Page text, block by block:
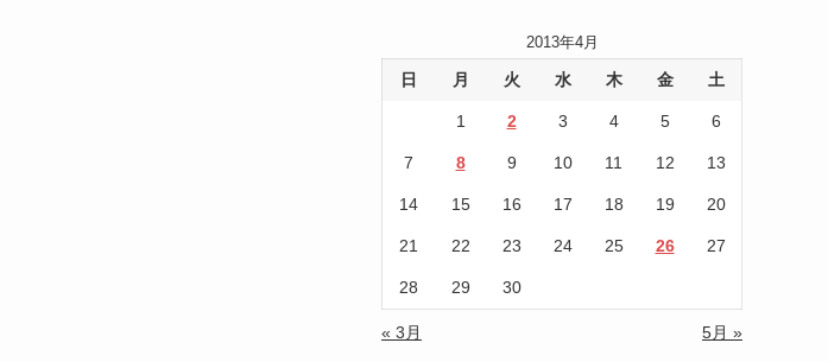
2013年4月
日 月 火 水 木 金 土
1 2 3 4 5 6
7 8 9 10 11 12 13
14 15 16 17 18 19 20
21 22 23 24 25 26 27
28 29 30
« 3月 5月 »